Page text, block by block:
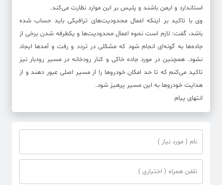
استاندارد و ایمن باشند و پلیس بر این موارد نظارت می‌کند.
وی با تاکید بر اینکه اعمال محدودیت‌های ترافیکی باید حساب شده
باشد، گفت:‌ لازم است نحوه اعمال محدودیت‌ها و یکطرفه شدن برخی از
جاده‌ها به گونه‌ای انجام شود که مشکلی در تردد و رفت و آمدها ایجاد
نشود. همچنین در مورد جاده خاکی و کنار رودخانه در مسیر رودبار نیز
تاکید می‌کنم که تا حد امکان خودروها را از مسیر اصلی عبور دهند و از
هدایت خودروها به این مسیر پرهیز شود.
انتهای پیام